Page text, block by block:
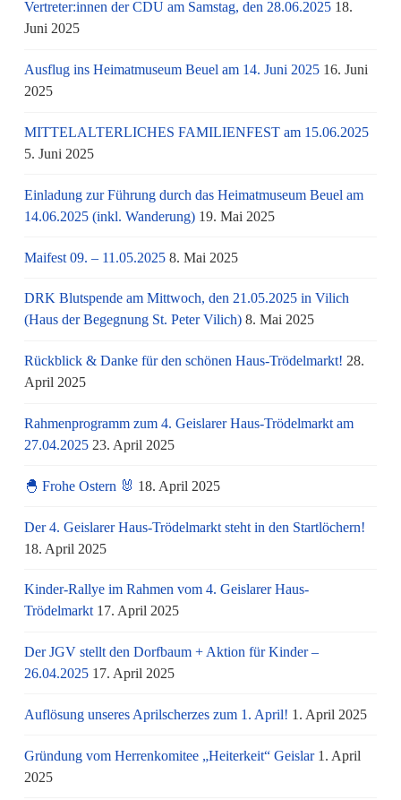
Vertreter:innen der CDU am Samstag, den 28.06.2025 18.
Juni 2025
Ausflug ins Heimatmuseum Beuel am 14. Juni 2025 16. Juni
2025
MITTELALTERLICHES FAMILIENFEST am 15.06.2025
5. Juni 2025
Einladung zur Führung durch das Heimatmuseum Beuel am
14.06.2025 (inkl. Wanderung) 19. Mai 2025
Maifest 09. – 11.05.2025 8. Mai 2025
DRK Blutspende am Mittwoch, den 21.05.2025 in Vilich
(Haus der Begegnung St. Peter Vilich) 8. Mai 2025
Rückblick & Danke für den schönen Haus-Trödelmarkt! 28.
April 2025
Rahmenprogramm zum 4. Geislarer Haus-Trödelmarkt am
27.04.2025 23. April 2025
🐣 Frohe Ostern 🐰 18. April 2025
Der 4. Geislarer Haus-Trödelmarkt steht in den Startlöchern!
18. April 2025
Kinder-Rallye im Rahmen vom 4. Geislarer Haus-
Trödelmarkt 17. April 2025
Der JGV stellt den Dorfbaum + Aktion für Kinder –
26.04.2025 17. April 2025
Auflösung unseres Aprilscherzes zum 1. April! 1. April 2025
Gründung vom Herrenkomitee „Heiterkeit“ Geislar 1. April
2025